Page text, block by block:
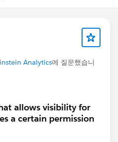
Analytics에 질문했습니
allows visibility for
a certain permission